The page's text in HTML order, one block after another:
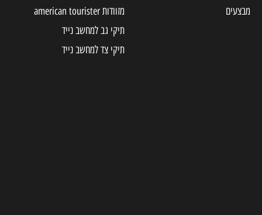
מבצעים
מזוודות american tourister
תיקי גב למחשב נייד
תיקי צד למחשב נייד